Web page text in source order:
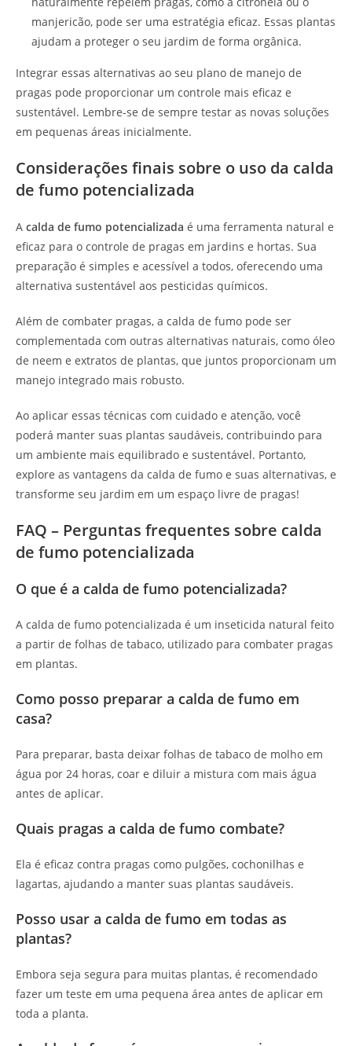
manjericão, pode ser uma estratégia eficaz. Essas plantas
ajudam a proteger o seu jardim de forma orgânica.
Integrar essas alternativas ao seu plano de manejo de
pragas pode proporcionar um controle mais eficaz e
sustentável. Lembre-se de sempre testar as novas soluções
em pequenas áreas inicialmente.
Considerações finais sobre o uso da calda
de fumo potencializada
A calda de fumo potencializada é uma ferramenta natural e
eficaz para o controle de pragas em jardins e hortas. Sua
preparação é simples e acessível a todos, oferecendo uma
alternativa sustentável aos pesticidas químicos.
Além de combater pragas, a calda de fumo pode ser
complementada com outras alternativas naturais, como óleo
de neem e extratos de plantas, que juntos proporcionam um
manejo integrado mais robusto.
Ao aplicar essas técnicas com cuidado e atenção, você
poderá manter suas plantas saudáveis, contribuindo para
um ambiente mais equilibrado e sustentável. Portanto,
explore as vantagens da calda de fumo e suas alternativas, e
transforme seu jardim em um espaço livre de pragas!
FAQ – Perguntas frequentes sobre calda
de fumo potencializada
O que é a calda de fumo potencializada?
A calda de fumo potencializada é um inseticida natural feito
a partir de folhas de tabaco, utilizado para combater pragas
em plantas.
Como posso preparar a calda de fumo em
casa?
Para preparar, basta deixar folhas de tabaco de molho em
água por 24 horas, coar e diluir a mistura com mais água
antes de aplicar.
Quais pragas a calda de fumo combate?
Ela é eficaz contra pragas como pulgões, cochonilhas e
lagartas, ajudando a manter suas plantas saudáveis.
Posso usar a calda de fumo em todas as
plantas?
Embora seja segura para muitas plantas, é recomendado
fazer um teste em uma pequena área antes de aplicar em
toda a planta.